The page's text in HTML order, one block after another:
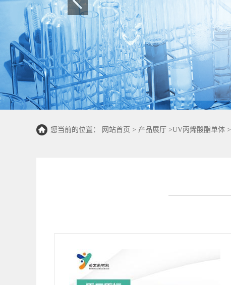
您当前的位置： 网站首页 > 产品展厅 >UV丙烯酸酯单体 >